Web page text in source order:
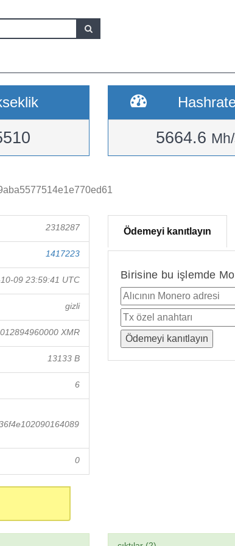
5664.6
2318287
1417223
09 23:59:41 UTC
gizli
XMR
13133 B
6
0
Ödemeyi kanıtlayın
Birisine bu işlemde